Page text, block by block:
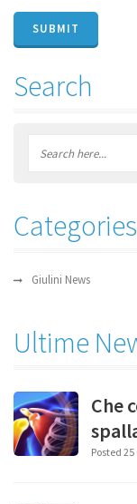
Search
Categories
Giulini News
Ultime
Che
Posted